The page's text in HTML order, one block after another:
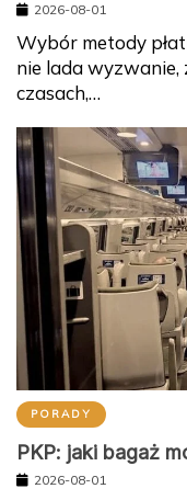
2026-08-01
Wybór metody
nie lada wyzwanie,
czasach,…
PORADY
PKP: jaki bagaż
2026-08-01